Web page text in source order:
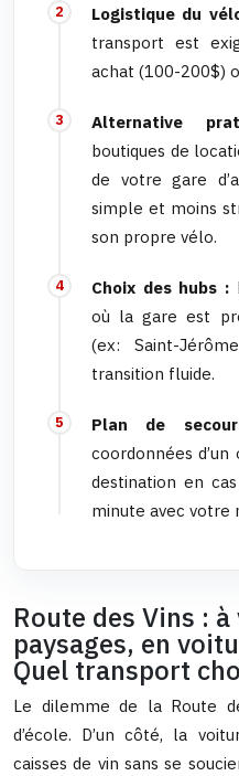
Logistique du
transport est
achat (100-200$)
Alternative
boutiques de
de votre gare
simple et moins
son propre vélo.
Choix des hubs :
où la gare est
(ex: Saint-
transition fluide.
Plan de
coordonnées
destination en
minute avec votre
Route des Vins :
paysages, en
Quel transport
Le dilemme de la Route
d’école. D’un côté, la
caisses de vin sans se